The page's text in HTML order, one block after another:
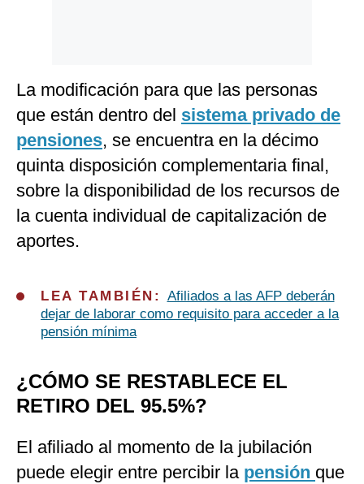
La modificación para que las personas
que están dentro del sistema privado de
pensiones, se encuentra en la décimo
quinta disposición complementaria final,
sobre la disponibilidad de los recursos de
la cuenta individual de capitalización de
aportes.
LEA TAMBIÉN: Afiliados a las AFP deberán
dejar de laborar como requisito para acceder a la
pensión mínima
¿CÓMO SE RESTABLECE EL
RETIRO DEL 95.5%?
El afiliado al momento de la jubilación
puede elegir entre percibir la pensión que